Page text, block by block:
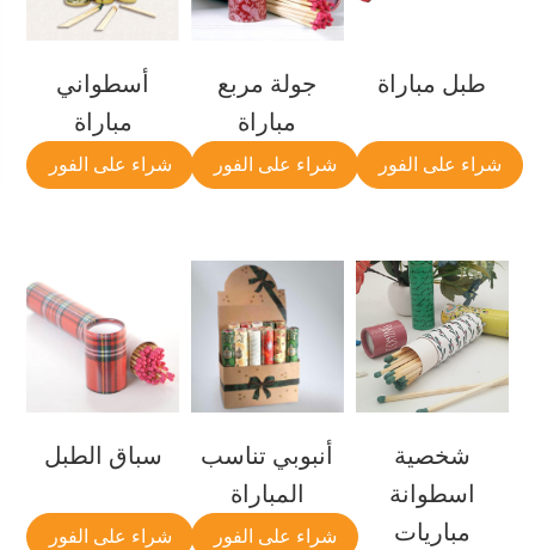
أسطواني
مباراة
شراء على الفور
جولة مربع
مباراة
شراء على الفور
طبل مباراة
شراء على الفور
سباق الطبل
شراء على الفور
أنبوبي تناسب
المباراة
شراء على الفور
شخصية
اسطوانة
مباريات